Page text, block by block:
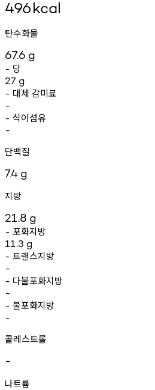
496kcal
탄수화물
67.6 g
- 당
27 g
- 대체 감미료
-
- 식이섬유
-
단백질
7.4 g
지방
21.8 g
- 포화지방
11.3 g
- 트랜스지방
-
- 다불포화지방
-
- 불포화지방
-
콜레스트롤
-
나트륨